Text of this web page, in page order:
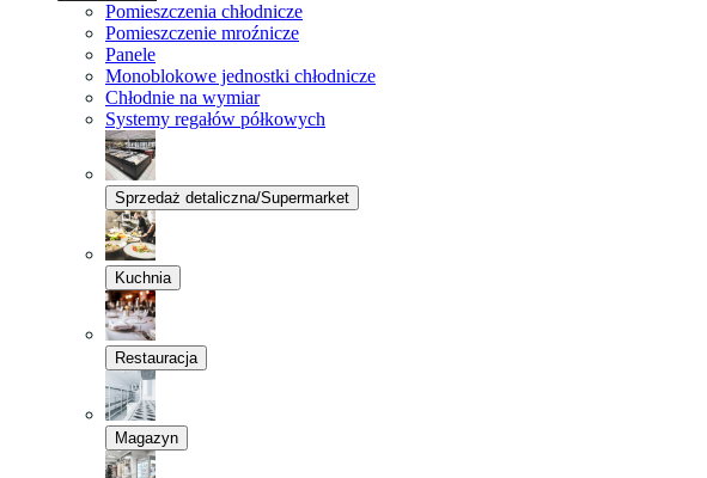
Pomieszczenia chłodnicze
Pomieszczenie mroźnicze
Panele
Monoblokowe jednostki chłodnicze
Chłodnie na wymiar
Systemy regałów półkowych
Sprzedaż detaliczna/Supermarket
Kuchnia
Restauracja
Magazyn